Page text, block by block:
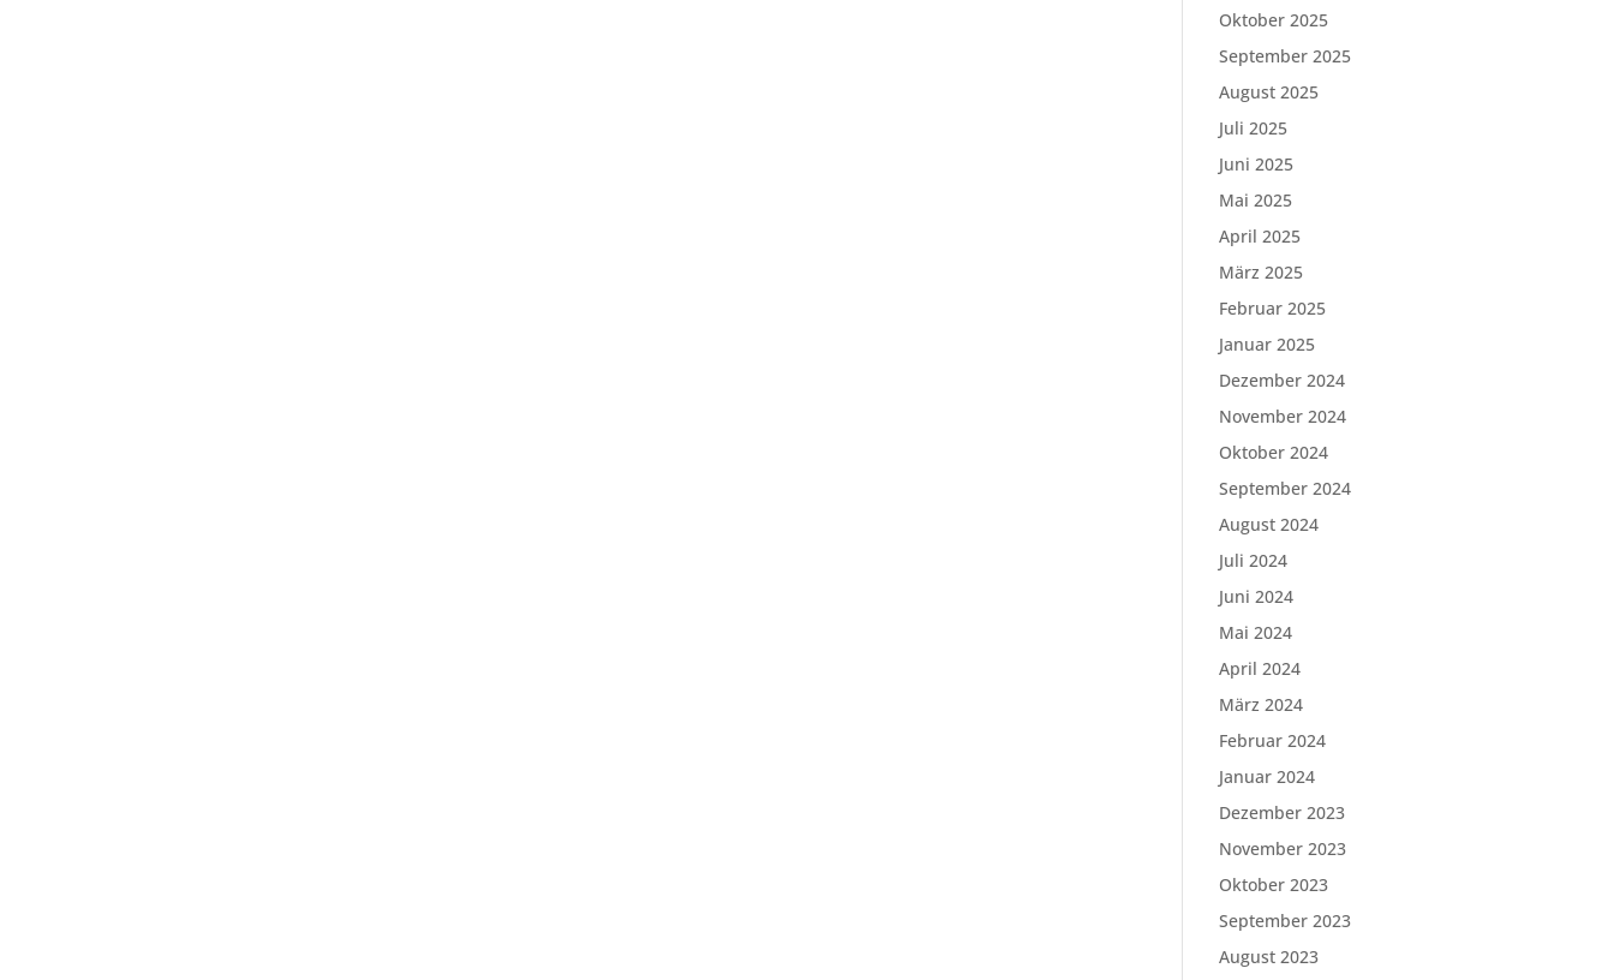
Oktober 2025
September 2025
August 2025
Juli 2025
Juni 2025
Mai 2025
April 2025
März 2025
Februar 2025
Januar 2025
Dezember 2024
November 2024
Oktober 2024
September 2024
August 2024
Juli 2024
Juni 2024
Mai 2024
April 2024
März 2024
Februar 2024
Januar 2024
Dezember 2023
November 2023
Oktober 2023
September 2023
August 2023